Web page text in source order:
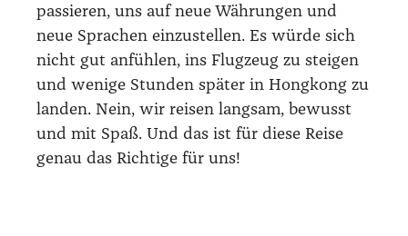
pas­sie­ren, uns auf neue Wäh­run­gen und
neue Spra­chen ein­zu­stel­len. Es wür­de sich
nicht gut anfüh­len, ins Flug­zeug zu stei­gen
und weni­ge Stun­den spä­ter in Hong­kong zu
lan­den. Nein, wir rei­sen lang­sam, bewusst
und mit Spaß. Und das ist für die­se Rei­se
genau das Rich­ti­ge für uns!